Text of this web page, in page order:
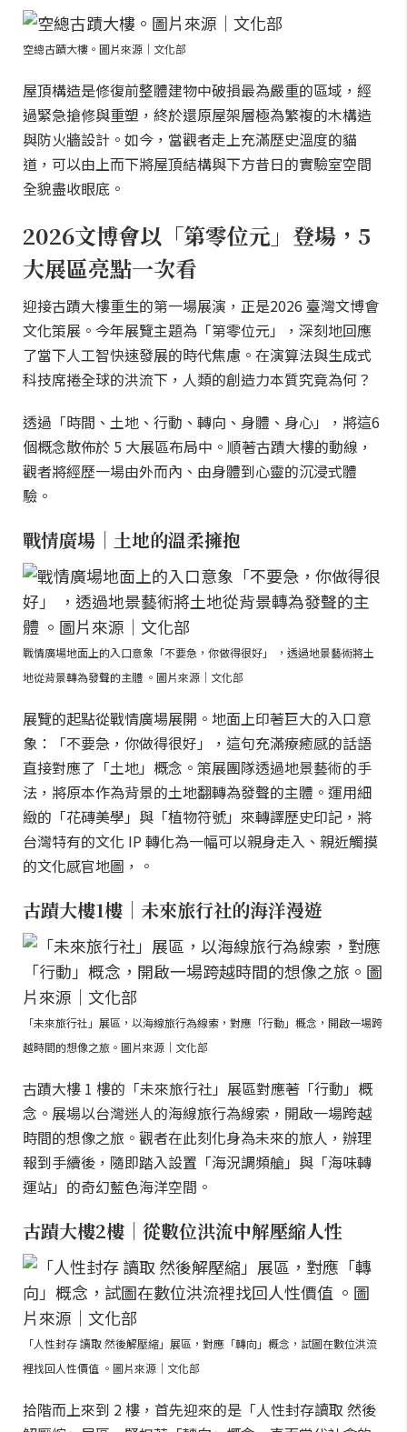
空總古蹟大樓。圖片來源｜文化部
屋頂構造是修復前整體建物中破損最為嚴重的區域，經
過緊急搶修與重塑，終於還原屋架層極為繁複的木構造
與防火牆設計。如今，當觀者走上充滿歷史溫度的貓
道，可以由上而下將屋頂結構與下方昔日的實驗室空間
全貌盡收眼底。
2026文博會以「第零位元」登場，5
大展區亮點一次看
迎接古蹟大樓重生的第一場展演，正是2026 臺灣文博會
文化策展。今年展覽主題為「第零位元」，深刻地回應
了當下人工智快速發展的時代焦慮。在演算法與生成式
科技席捲全球的洪流下，人類的創造力本質究竟為何？
透過「時間、土地、行動、轉向、身體、身心」，將這6
個概念散佈於 5 大展區布局中。順著古蹟大樓的動線，
觀者將經歷一場由外而內、由身體到心靈的沉浸式體
驗。
戰情廣場｜土地的溫柔擁抱
戰情廣場地面上的入口意象「不要急，你做得很好」 ，透過地景藝術將土
地從背景轉為發聲的主體 。圖片來源｜文化部
展覽的起點從戰情廣場展開。地面上印著巨大的入口意
象：「不要急，你做得很好」，這句充滿療癒感的話語
直接對應了「土地」概念。策展團隊透過地景藝術的手
法，將原本作為背景的土地翻轉為發聲的主體。運用細
緻的「花磚美學」與「植物符號」來轉譯歷史印記，將
台灣特有的文化 IP 轉化為一幅可以親身走入、親近觸摸
的文化感官地圖，。
古蹟大樓1樓｜未來旅行社的海洋漫遊
「未來旅行社」展區，以海線旅行為線索，對應「行動」概念，開啟一場跨
越時間的想像之旅。圖片來源｜文化部
古蹟大樓 1 樓的「未來旅行社」展區對應著「行動」概
念。展場以台灣迷人的海線旅行為線索，開啟一場跨越
時間的想像之旅。觀者在此刻化身為未來的旅人，辦理
報到手續後，隨即踏入設置「海況調頻艙」與「海味轉
運站」的奇幻藍色海洋空間。
古蹟大樓2樓｜從數位洪流中解壓縮人性
「人性封存 讀取 然後解壓縮」展區，對應「轉向」概念，試圖在數位洪流
裡找回人性價值 。圖片來源｜文化部
拾階而上來到 2 樓，首先迎來的是「人性封存讀取 然後